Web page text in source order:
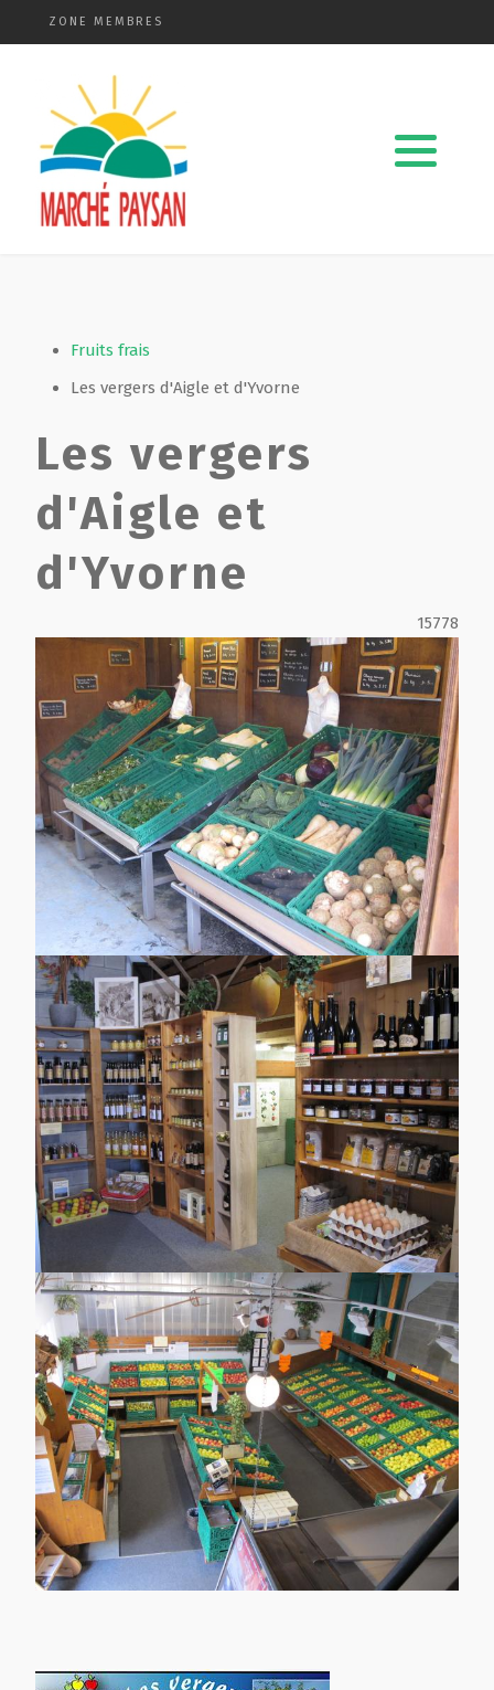
ZONE MEMBRES
Fruits frais
Les vergers d'Aigle et d'Yvorne
Les vergers
d'Aigle et
d'Yvorne
15778
Qui sommes-nous ?
La charte
Le comité
Devenir membre
Film de présentation
Partenaires